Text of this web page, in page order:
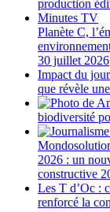
Planète C,
30 juillet 2026
Impact du
que révèle
biodiversité
2026 : un
constructive
Les T d’Oc :
renforcé la